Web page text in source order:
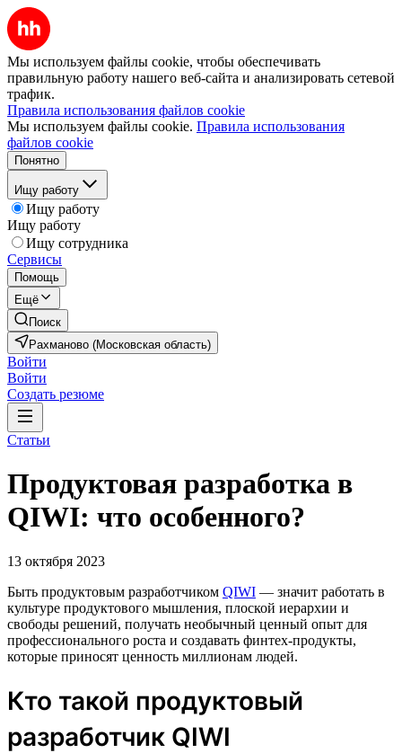
Мы используем файлы cookie, чтобы обеспечивать
правильную работу нашего веб-сайта и анализировать сетевой
трафик.
Правила использования файлов cookie
Мы используем файлы cookie. Правила использования
файлов cookie
Понятно
Ищу работу
Ищу работу
Ищу работу
Ищу сотрудника
Сервисы
Помощь
Ещё
Поиск
Рахманово (Московская область)
Войти
Войти
Создать резюме
Статьи
Продуктовая разработка в
QIWI: что особенного?
13 октября 2023
Быть продуктовым разработчиком QIWI — значит работать в
культуре продуктового мышления, плоской иерархии и
свободы решений, получать необычный ценный опыт для
профессионального роста и создавать финтех-продукты,
которые приносят ценность миллионам людей.
Кто такой продуктовый
разработчик QIWI